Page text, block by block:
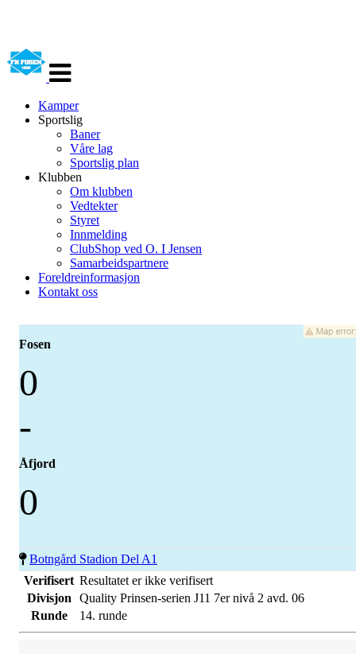
navigasjon
Kamper
Sportslig
Baner
Våre lag
Sportslig plan
Klubben
Om klubben
Vedtekter
Styret
Innmelding
ClubShop ved O. I Jensen
Samarbeidspartnere
Foreldreinformasjon
Kontakt oss
Fosen
0
-
Åfjord
0
Botngård Stadion Del A1
Verifisert Resultatet er ikke verifisert
Divisjon
Quality Prinsen-serien J11 7er nivå 2 avd. 06
Runde
14. runde